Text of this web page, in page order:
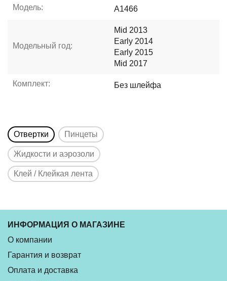
Модель: A1466
Модельный год:
Mid 2013
Early 2014
Early 2015
Mid 2017
Комплект: Без шлейфа
Отвертки Пинцеты
Жидкости и аэрозоли
Клей / Клейкая лента
ИНФОРМАЦИЯ О МАГАЗИНЕ
О компании
Гарантия и возврат
Оплата и доставка